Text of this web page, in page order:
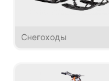
Снегоходы